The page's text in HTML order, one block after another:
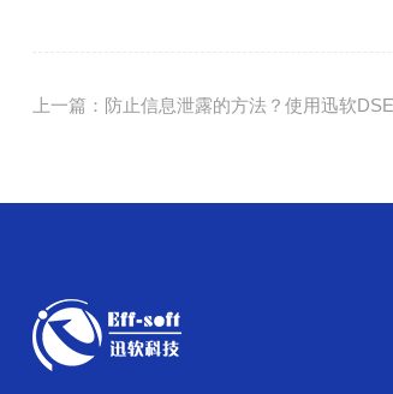
上一篇：防止信息泄露的方法？使用迅软